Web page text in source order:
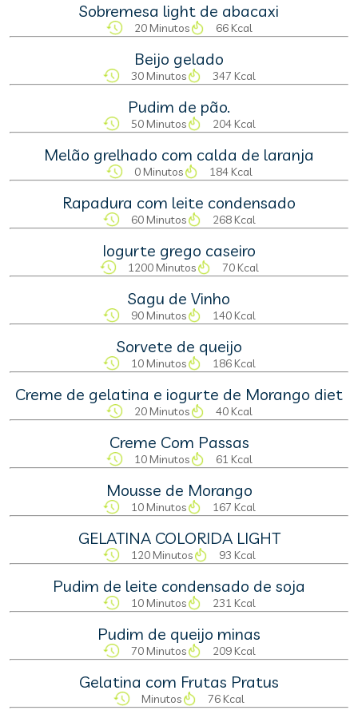
Sobremesa light de abacaxi
20 Minutos 66 Kcal
Beijo gelado
30 Minutos 347 Kcal
Pudim de pão.
50 Minutos 204 Kcal
Melão grelhado com calda de laranja
0 Minutos 184 Kcal
Rapadura com leite condensado
60 Minutos 268 Kcal
Iogurte grego caseiro
1200 Minutos 70 Kcal
Sagu de Vinho
90 Minutos 140 Kcal
Sorvete de queijo
10 Minutos 186 Kcal
Creme de gelatina e iogurte de Morango diet
20 Minutos 40 Kcal
Creme Com Passas
10 Minutos 61 Kcal
Mousse de Morango
10 Minutos 167 Kcal
GELATINA COLORIDA LIGHT
120 Minutos 93 Kcal
Pudim de leite condensado de soja
10 Minutos 231 Kcal
Pudim de queijo minas
70 Minutos 209 Kcal
Gelatina com Frutas Pratus
Minutos 76 Kcal